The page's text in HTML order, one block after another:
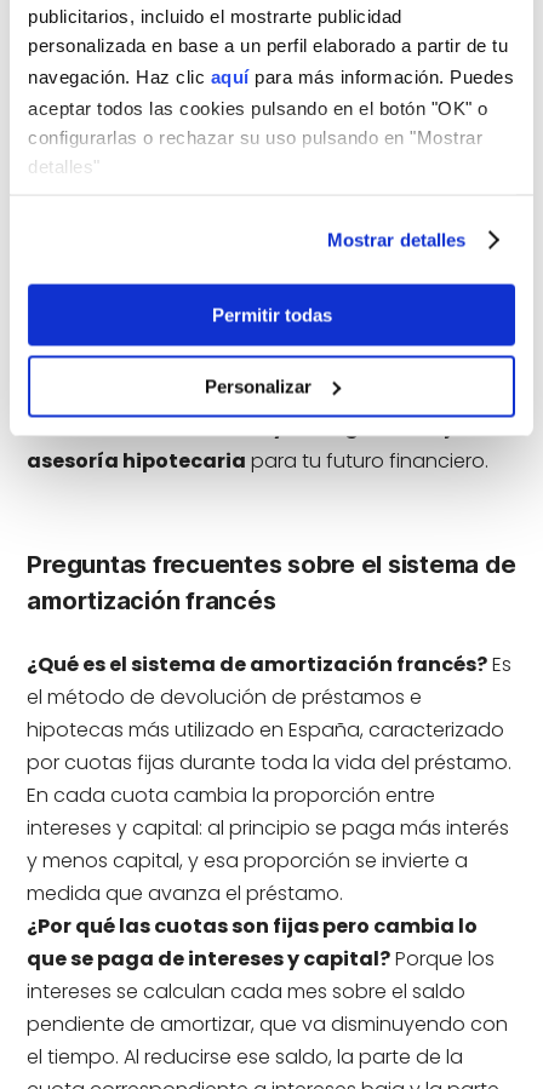
publicitarios, incluido el mostrarte publicidad
personalizada en base a un perfil elaborado a partir de tu
navegación. Haz clic aquípara más información. Puedes
aceptar todos las cookies pulsando en el botón "OK" o
configurarlas o rechazar su uso pulsando en "Mostrar
detalles"
Mostrar detalles
Permitir todas
Personalizar
Uso habitual
en España
mayoritario en
hipotecas
Poco habitual
Consulta con gibobs para saber más
sobre el sistema de amortización francés
decisiones financieras adecuadas. Te ayudamos a
entender las opciones de amortización disponibles
y a elegir la hipoteca o préstamo que mejor se
adapte a tu capacidad de pago y tus objetivos.
Contacta con nosotros y consigue la mejor
asesoría hipotecaria para tu futuro financiero.
Preguntas frecuentes sobre el sistema de
amortización francés
¿Qué es el sistema de amortización francés?Es
el método de devolución de préstamos e
hipotecas más utilizado en España, caracterizado
por cuotas fijas durante toda la vida del préstamo.
En cada cuota cambia la proporción entre
intereses y capital: al principio se paga más interés
y menos capital, y esa proporción se invierte a
medida que avanza el préstamo.
¿Por qué las cuotas son fijas pero cambia lo
que se paga de intereses y capital?Porque los
intereses se calculan cada mes sobre el saldo
pendiente de amortizar, que va disminuyendo con
el tiempo. Al reducirse ese saldo, la parte de la